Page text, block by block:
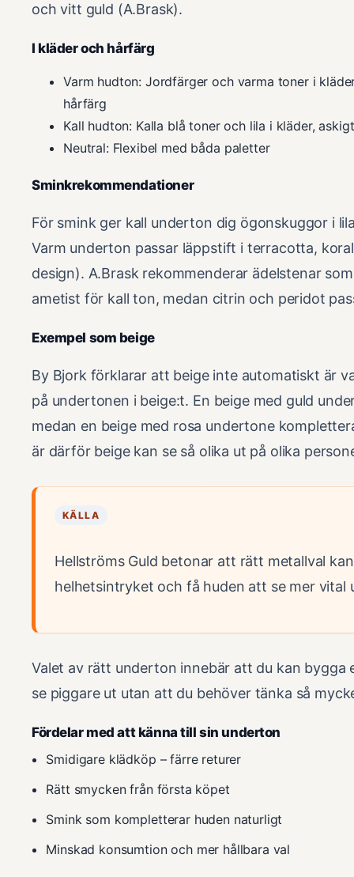
och vitt guld (A.Brask).
I kläder och hårfärg
Varm hudton: Jordfärger och varma toner i
hårfärg
Kall hudton: Kalla blå toner och lila i kläder,
Neutral: Flexibel med båda paletter
Sminkrekommendationer
För smink ger kall underton dig ögonskuggor i
Varm underton passar läppstift i terracotta,
design). A.Brask rekommenderar ädelstenar
ametist för kall ton, medan citrin och peridot
Exempel som beige
By Bjork förklarar att beige inte automatiskt är
på undertonen i beige:t. En beige med guld
medan en beige med rosa undertone
är därför beige kan se så olika ut på olika
KÄLLA
Hellströms Guld betonar att rätt metallval
helhetsintryket och få huden att se mer vital
Valet av rätt underton innebär att du kan bygga
se piggare ut utan att du behöver tänka så
Fördelar med att känna till sin underton
Smidigare klädköp – färre returer
Rätt smycken från första köpet
Smink som kompletterar huden naturligt
Minskad konsumtion och mer hållbara val